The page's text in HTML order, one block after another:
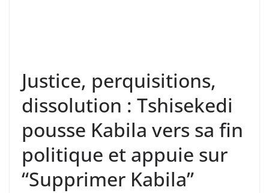
Justice, perquisitions,
dissolution : Tshisekedi
pousse Kabila vers sa fin
politique et appuie sur
“Supprimer Kabila”